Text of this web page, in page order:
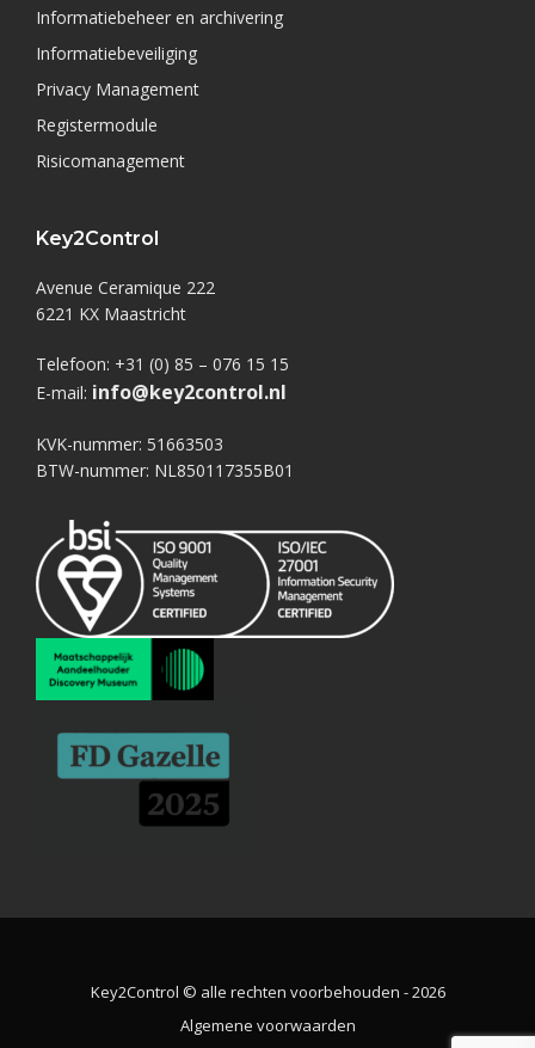
Informatiebeheer en archivering
Informatiebeveiliging
Privacy Management
Registermodule
Risicomanagement
Key2Control
Avenue Ceramique 222
6221 KX Maastricht
Telefoon: +31 (0) 85 – 076 15 15
E-mail: info@key2control.nl
KVK-nummer: 51663503
BTW-nummer: NL850117355B01
Key2Control © alle rechten voorbehouden - 2026
Algemene voorwaarden